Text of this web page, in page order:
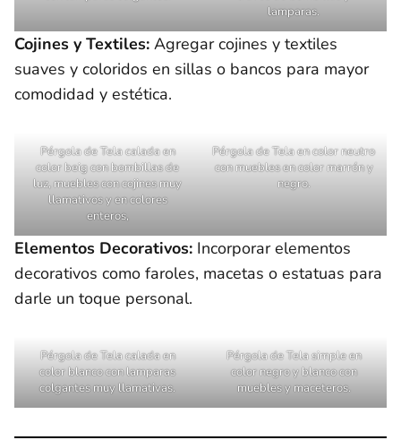
lamparas.
Cojines y Textiles: Agregar cojines y textiles
suaves y coloridos en sillas o bancos para mayor
comodidad y estética.
Pérgola de Tela calada en
color beig con bombillas de
luz, muebles con cojines muy
llamativos y en colores
enteros,
Pérgola de Tela en color neutro
con muebles en color marrón y
negro.
Elementos Decorativos: Incorporar elementos
decorativos como faroles, macetas o estatuas para
darle un toque personal.
Pérgola de Tela calada en
color blanco con lamparas
colgantes muy llamativas.
Pérgola de Tela simple en
color negro y blanco con
muebles y maceteros.